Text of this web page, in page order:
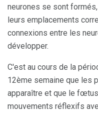
neurones se sont
leurs emplacements
connexions entre les
développer.
C'est au cours de la
12ème semaine que les
apparaître et que le
mouvements réflexifs